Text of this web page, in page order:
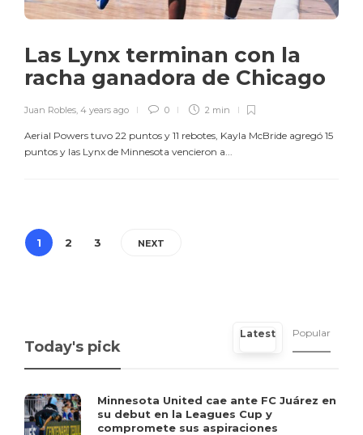
Las Lynx terminan con la
racha ganadora de Chicago
Juan Robles, 4 years ago 0 2 min
Aerial Powers tuvo 22 puntos y 11 rebotes, Kayla McBride agregó 15
puntos y las Lynx de Minnesota vencieron a...
1 2 3 NEXT
Today's pick
Latest Popular
Minnesota United cae ante FC Juárez en
su debut en la Leagues Cup y
compromete sus aspiraciones